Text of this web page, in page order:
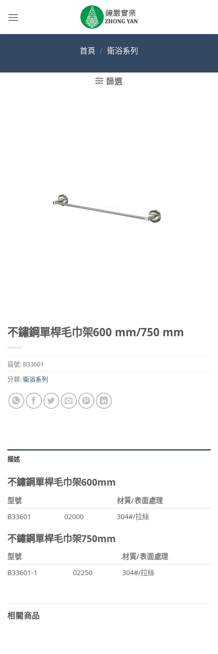
首頁 / 衛浴系列
篩選
不鏽鋼單桿毛巾架600 mm/750 mm
貨號: B33601
分類:衛浴系列
描述
不鏽鋼單桿毛巾架600mm
型號
材質/表面處理
B33601
02000 304#/拉絲
不鏽鋼單桿毛巾架750mm
型號
材質/表面處理
B33601-1
02250 304#/拉絲
相關商品